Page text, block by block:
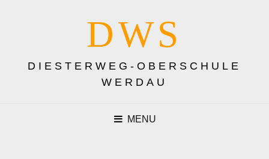
DWS
DIESTERWEG-OBERSCHULE
WERDAU
MENU